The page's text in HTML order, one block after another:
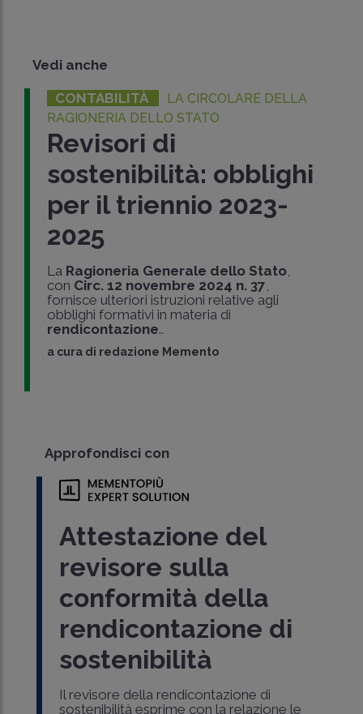
Vedi anche
CONTABILITÀ
LA CIRCOLARE DELLA
RAGIONERIA DELLO STATO
Revisori di
sostenibilità: obblighi
per il triennio 2023-
2025
La Ragioneria Generale dello Stato,
con Circ. 12 novembre 2024 n. 37,
fornisce ulteriori istruzioni relative agli
obblighi formativi in materia di
rendicontazione..
a cura di redazione Memento
Approfondisci con
Attestazione del
revisore sulla
conformità della
rendicontazione di
sostenibilità
Il revisore della rendicontazione di
sostenibilità esprime con la relazione le